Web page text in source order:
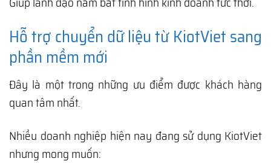
Hỗ trợ chuyển dữ liệu từ KiotViet sang
phần mềm mới
Đây là một trong những ưu điểm được khách hàng
quan tâm nhất.
Nhiều doanh nghiệp hiện nay đang sử dụng KiotViet
nhưng mong muốn: